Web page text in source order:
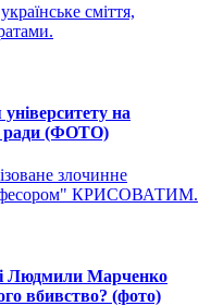
сміття,
на
ради (ФОТО)
злочинне
КРИСОВАТИМ.
Людмили Марченко
вбивство? (фото)